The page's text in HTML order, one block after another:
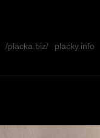
/placka.biz/ placky.info